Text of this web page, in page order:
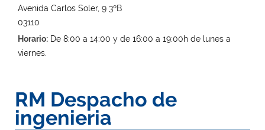
Avenida Carlos Soler, 9 3ºB
03110
Horario: De 8:00 a 14:00 y de 16:00 a 19:00h de lunes a
viernes.
RM Despacho de
ingenieria